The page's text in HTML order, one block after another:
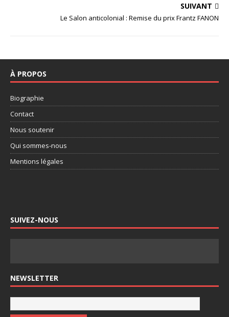
SUIVANT
Le Salon anticolonial : Remise du prix Frantz FANON
À PROPOS
Biographie
Contact
Nous soutenir
Qui sommes-nous
Mentions légales
SUIVEZ-NOUS
NEWSLETTER